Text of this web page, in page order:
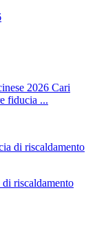
2026 Cari
fiducia ...
riscaldamento